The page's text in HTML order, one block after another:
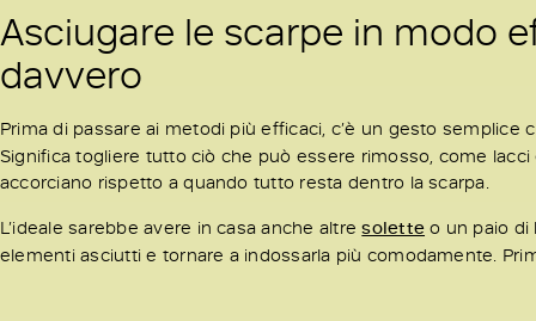
Asciugare le scarpe in modo
davvero
Prima di passare ai metodi più efficaci, c’è un gesto
Significa togliere tutto ciò che può essere rimosso, come
accorciano rispetto a quando tutto resta dentro la scarpa.
L’ideale sarebbe avere in casa anche altresolette o un paio di
elementi asciutti e tornare a indossarla più comodamente.